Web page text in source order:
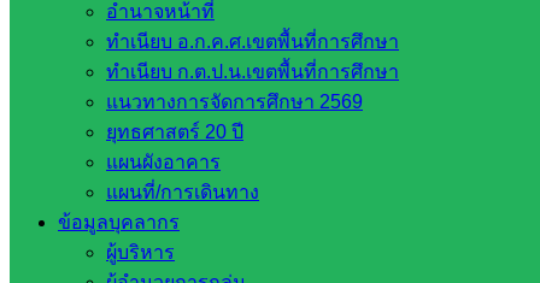
อำนาจหน้าที่
ทำเนียบ อ.ก.ค.ศ.เขตพื้นที่การศึกษา
ทำเนียบ ก.ต.ป.น.เขตพื้นที่การศึกษา
แนวทางการจัดการศึกษา 2569
ยุทธศาสตร์ 20 ปี
แผนผังอาคาร
แผนที่/การเดินทาง
ข้อมูลบุคลากร
ผู้บริหาร
วันศุกร์ที่ ๙ กุมภาพันธ์ ๒๕๖๗ เวลา ๐๙.๐๐ – ๑๖.๓๐ น. นายอัม
การสำนักงานเขตพื้นที่การศึกษาประถมศึกษาสระแก้ว เขต ๒
เคลื่อนสถานีแก้หนี้ครูระดับสำนักงานเขตพื้นที่การศึกษา เพื่อ
สำนักงานเขตฟื้นที่การศึกษา และสรุปผลการดำเนินงานช่วยเ
คณะกรรมการการศึกษาขั้นพื้นฐาน : เป็นประธาน